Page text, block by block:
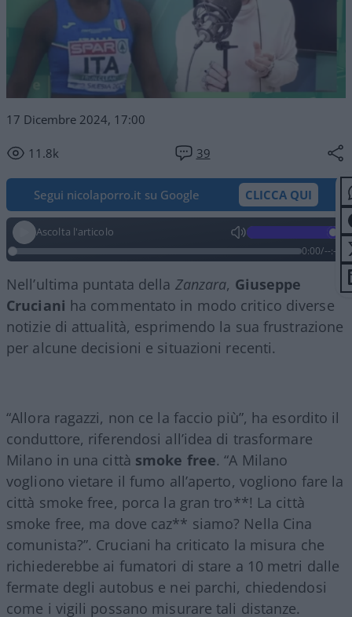
17 Dicembre 2024, 17:00
11.8k 39
Segui nicolaporro.it su Google CLICCA QUI
Ascolta l'articolo
0:00/--:--
Nell’ultima puntata della Zanzara, Giuseppe
Cruciani ha commentato in modo critico diverse
notizie di attualità, esprimendo la sua frustrazione
per alcune decisioni e situazioni recenti.
“Allora ragazzi, non ce la faccio più”, ha esordito il
conduttore, riferendosi all’idea di trasformare
Milano in una città smoke free. “A Milano
vogliono vietare il fumo all’aperto, vogliono fare la
città smoke free, porca la gran tro**! La città
smoke free, ma dove caz** siamo? Nella Cina
comunista?”. Cruciani ha criticato la misura che
richiederebbe ai fumatori di stare a 10 metri dalle
fermate degli autobus e nei parchi, chiedendosi
come i vigili possano misurare tali distanze.